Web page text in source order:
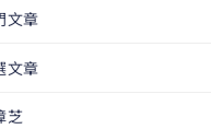
文章
文章
芝